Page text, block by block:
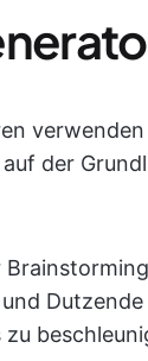
verwenden
der